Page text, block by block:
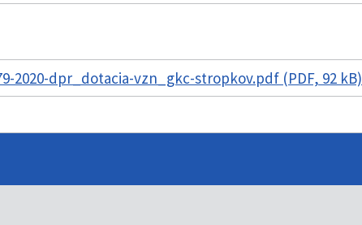
2020-dpr_dotacia-vzn_gkc-stropkov.pdf (PDF, 92 kB)